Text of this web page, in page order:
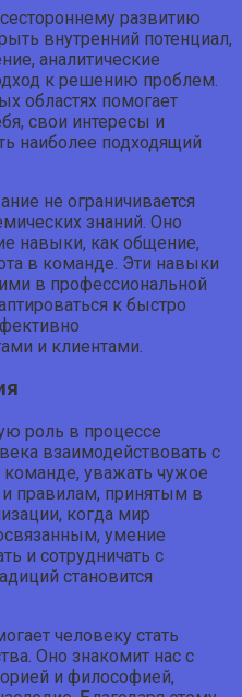
развитию
внутренний потенциал,
аналитические
к решению проблем.
областях помогает
свои интересы и
наиболее подходящий
не ограничивается
знаний. Оно
навыки, как общение,
в команде. Эти навыки
в профессиональной
к быстро
и клиентами.
роль в процессе
взаимодействовать с
уважать чужое
правилам, принятым в
когда мир
умение
и сотрудничать с
становится
человеку стать
Оно знакомит нас с
и философией,